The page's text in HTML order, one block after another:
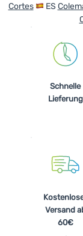
Cortes
ES
Schnelle
Lieferung
Versand
60€